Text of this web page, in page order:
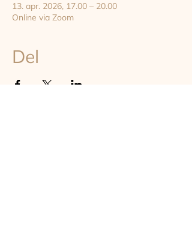
13. apr. 2026, 17.00 – 20.00
Online via Zoom
Del